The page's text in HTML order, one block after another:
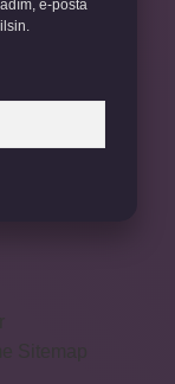
e-posta